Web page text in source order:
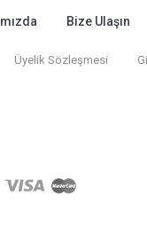
Bize Ulaşın
Üyelik Sözleşmesi